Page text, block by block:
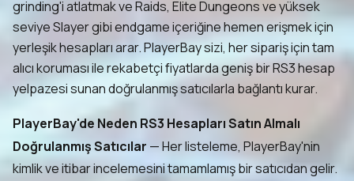
grinding'i atlatmak ve Raids, Elite Dungeons ve yüksek
seviye Slayer gibi endgame içeriğine hemen erişmek için
yerleşik hesapları arar. PlayerBay sizi, her sipariş için tam
alıcı koruması ile rekabetçi fiyatlarda geniş bir RS3 hesap
yelpazesi sunan doğrulanmış satıcılarla bağlantı kurar.
PlayerBay'de Neden RS3 Hesapları Satın Almalı
Doğrulanmış Satıcılar — Her listeleme, PlayerBay'nin
kimlik ve itibar incelemesini tamamlamış bir satıcıdan gelir.